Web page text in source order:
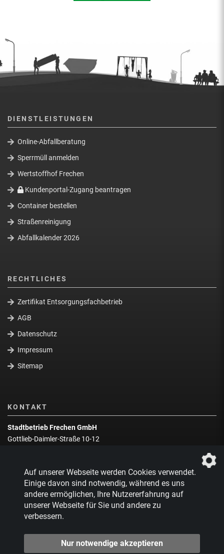
DIENSTLEISTUNGEN
Online-Abfallberatung
Sperrmüll anmelden
Wertstoffhof Frechen
Kundenportal-Zugang beantragen
Container bestellen
Straßenreinigung
Abfallkalender 2026
RECHTLICHES
Zertifikat Entsorgungsfachbetrieb
AGB
Datenschutz
Impressum
Sitemap
KONTAKT
Stadtbetrieb Frechen GmbH
Gottlieb-Daimler-Straße 10-12
Zentrale:02234 9217-0
Abfallberatung:02234 9217-17
Auf unserer Webseite werden Cookies verwendet.
Einige davon sind notwendig, während es uns
andere ermöglichen, Ihre Nutzererfahrung auf
unserer Webseite für Sie und andere zu
verbessern.
Nur notwendige akzeptieren